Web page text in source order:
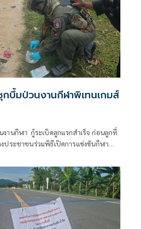
บึ้มป่วนงานกีฬาพิเทนเกมส์
านกีฬา กู้ระเบิดลูกแรกสำเร็จ ก่อนลูกที่
ประชาชนร่วมพิธีเปิดการแข่งขันกีฬา